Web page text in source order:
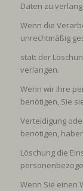
Daten zu
Wenn die
unrechtmäßig
statt der
verlangen.
Wenn wir Ihre
benötigen, Sie
Verteidigung
benötigen,
Löschung die
Wenn Sie einen